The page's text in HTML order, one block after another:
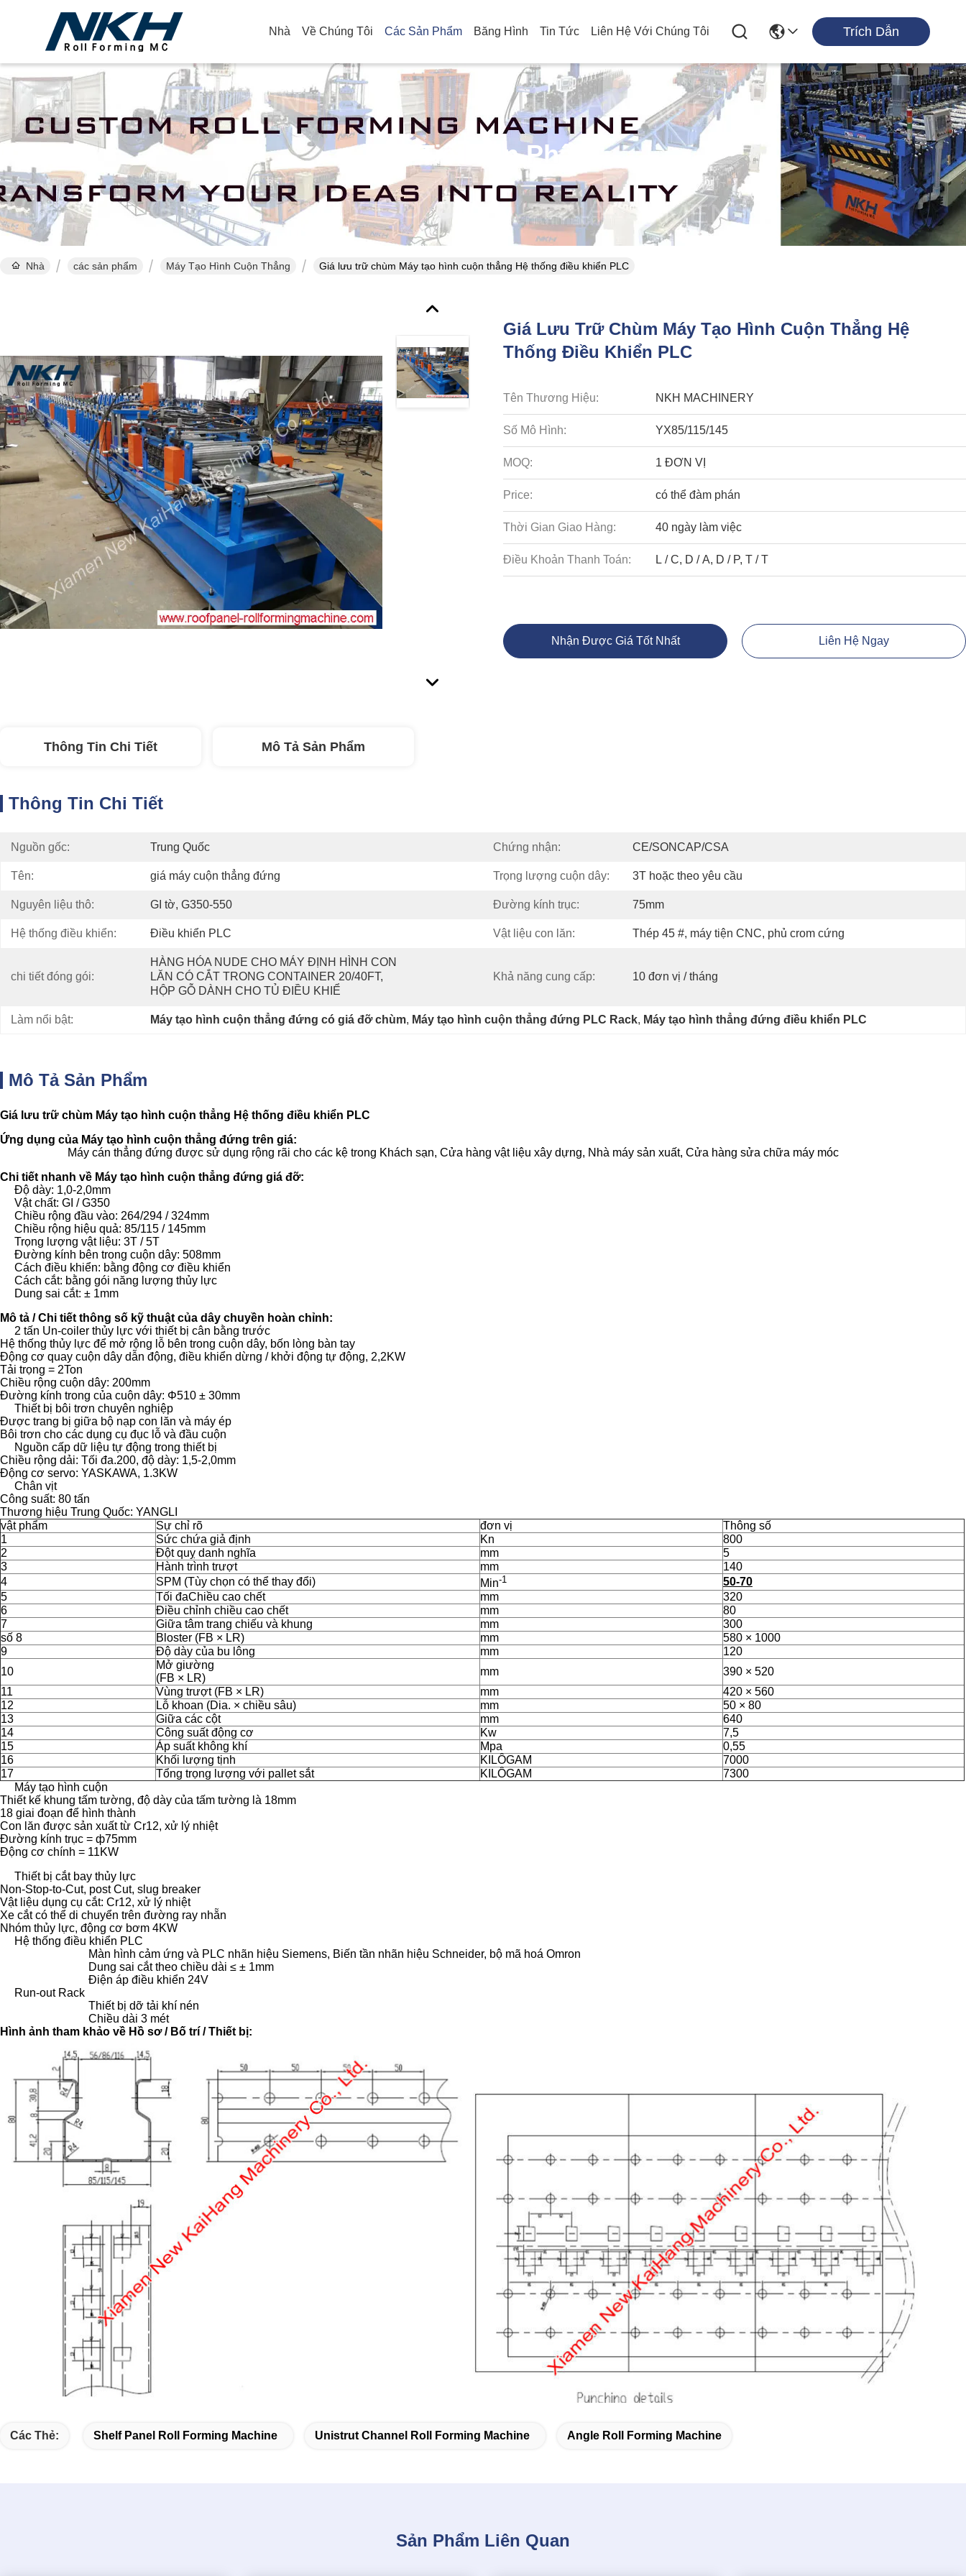
Nhà Về Chúng Tôi Các Sản Phẩm Băng Hình Tin Tức Liên Hệ Với Chúng Tôi Trích Dẫn
Chi Tiết Sản Phẩm
Nhà các sản phẩm Máy Tạo Hình Cuộn Thẳng Giá lưu trữ chùm Máy tạo hình cuộn thẳng Hệ thống điều khiển PLC
Giá Lưu Trữ Chùm Máy Tạo Hình Cuộn Thẳng Hệ
Thống Điều Khiển PLC
Tên Thương Hiệu: NKH MACHINERY
Số Mô Hình: YX85/115/145
MOQ: 1 ĐƠN VỊ
Price: có thể đàm phán
Thời Gian Giao Hàng: 40 ngày làm việc
Điều Khoản Thanh Toán: L / C, D / A, D / P, T / T
Nhận Được Giá Tốt Nhất Liên Hệ Ngay
Thông Tin Chi Tiết Mô Tả Sản Phẩm
Thông Tin Chi Tiết
Nguồn gốc: Trung Quốc Chứng nhận: CE/SONCAP/CSA
Tên: giá máy cuộn thẳng đứng Trọng lượng cuộn dây: 3T hoặc theo yêu cầu
Nguyên liệu thô: GI tờ, G350-550 Đường kính trục: 75mm
Hệ thống điều khiển: Điều khiển PLC Vật liệu con lăn: Thép 45 #, máy tiện CNC, phủ crom cứng
chi tiết đóng gói:
HÀNG HÓA NUDE CHO MÁY ĐỊNH HÌNH CON
LĂN CÓ CẮT TRONG CONTAINER 20/40FT,
HỘP GỖ DÀNH CHO TỦ ĐIỀU KHIỂ
Khả năng cung cấp: 10 đơn vị / tháng
Làm nổi bật: Máy tạo hình cuộn thẳng đứng có giá đỡ chùm, Máy tạo hình cuộn thẳng đứng PLC Rack, Máy tạo hình thẳng đứng điều khiển PLC
Mô Tả Sản Phẩm
Giá lưu trữ chùm Máy tạo hình cuộn thẳng Hệ thống điều khiển PLC
Ứng dụng của Máy tạo hình cuộn thẳng đứng trên giá:
Máy cán thẳng đứng được sử dụng rộng rãi cho các kệ trong Khách sạn, Cửa hàng vật liệu xây dựng, Nhà máy sản xuất, Cửa hàng sửa chữa máy móc
Chi tiết nhanh về Máy tạo hình cuộn thẳng đứng giá đỡ:
Độ dày: 1,0-2,0mm
Vật chất: GI / G350
Chiều rộng đầu vào: 264/294 / 324mm
Chiều rộng hiệu quả: 85/115 / 145mm
Trọng lượng vật liệu: 3T / 5T
Đường kính bên trong cuộn dây: 508mm
Cách điều khiển: bằng động cơ điều khiển
Cách cắt: bằng gói năng lượng thủy lực
Dung sai cắt: ± 1mm
Mô tả / Chi tiết thông số kỹ thuật của dây chuyền hoàn chỉnh:
2 tấn Un-coiler thủy lực với thiết bị cân bằng trước
Hệ thống thủy lực để mở rộng lỗ bên trong cuộn dây, bốn lòng bàn tay
Động cơ quay cuộn dây dẫn động, điều khiển dừng / khởi động tự động, 2,2KW
Tải trọng = 2Ton
Chiều rộng cuộn dây: 200mm
Đường kính trong của cuộn dây: Φ510 ± 30mm
Thiết bị bôi trơn chuyên nghiệp
Được trang bị giữa bộ nạp con lăn và máy ép
Bôi trơn cho các dụng cụ đục lỗ và đầu cuộn
Nguồn cấp dữ liệu tự động trong thiết bị
Chiều rộng dải: Tối đa.200, độ dày: 1,5-2,0mm
Động cơ servo: YASKAWA, 1.3KW
Chân vịt
Công suất: 80 tấn
Thương hiệu Trung Quốc: YANGLI
vật phẩm
Sự chỉ rõ đơn vị
Thông số
1
Sức chứa giả định Kn
800
2
Đột quỵ danh nghĩa mm
5
3
Hành trình trượt mm
140
4
SPM (Tùy chọn có thể thay đổi) Min-1
50-70
5
Tối đaChiều cao chết mm
320
6
Điều chỉnh chiều cao chết mm
80
7
Giữa tâm trang chiếu và khung mm
300
số 8
Bloster (FB × LR) mm
580 × 1000
9
Độ dày của bu lông mm
120
10
Mở giường
(FB × LR)
mm
390 × 520
11
Vùng trượt (FB × LR) mm
420 × 560
12
Lỗ khoan (Dia. × chiều sâu) mm
50 × 80
13
Giữa các cột mm
640
14
Công suất động cơ Kw
7,5
15
Áp suất không khí Mpa
0,55
16
Khối lượng tịnh KILÔGAM
7000
17
Tổng trọng lượng với pallet sắt KILÔGAM
7300
Máy tạo hình cuộn
Thiết kế khung tấm tường, độ dày của tấm tường là 18mm
18 giai đoạn để hình thành
Con lăn được sản xuất từ ​​Cr12, xử lý nhiệt
Đường kính trục = ф75mm
Động cơ chính = 11KW
Thiết bị cắt bay thủy lực
Non-Stop-to-Cut, post Cut, slug breaker
Vật liệu dụng cụ cắt: Cr12, xử lý nhiệt
Xe cắt có thể di chuyển trên đường ray nhẵn
Nhóm thủy lực, động cơ bơm 4KW
Hệ thống điều khiển PLC
Màn hình cảm ứng và PLC nhãn hiệu Siemens, Biến tần nhãn hiệu Schneider, bộ mã hoá Omron
Dung sai cắt theo chiều dài ≤ ± 1mm
Điện áp điều khiển 24V
Run-out Rack
Thiết bị dỡ tải khí nén
Chiều dài 3 mét
Hình ảnh tham khảo về Hồ sơ / Bố trí / Thiết bị:
Các Thẻ: Shelf Panel Roll Forming Machine Unistrut Channel Roll Forming Machine Angle Roll Forming Machine
Sản Phẩm Liên Quan